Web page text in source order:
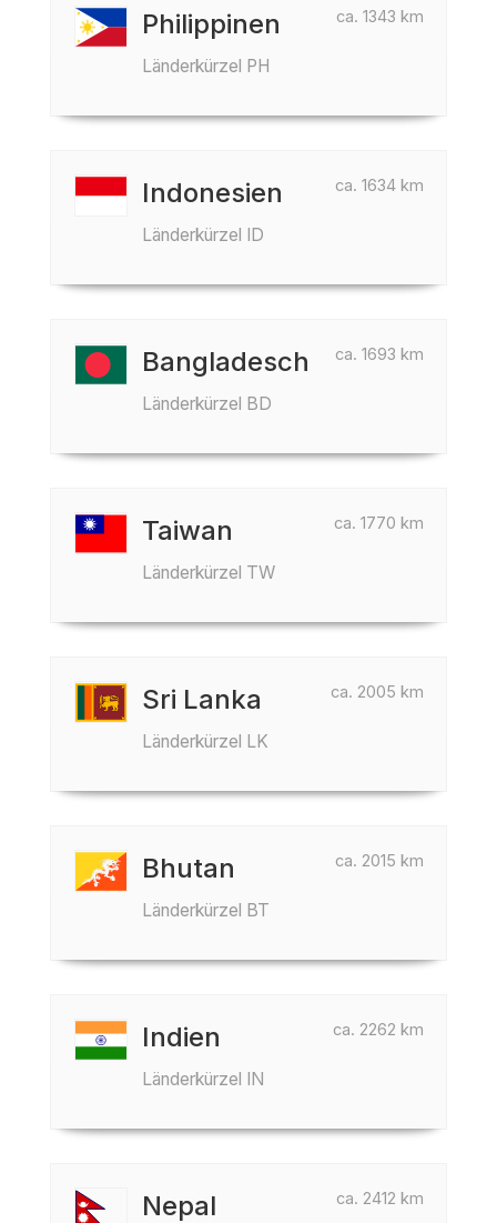
ca. 1343 km
Philippinen
Länderkürzel PH
ca. 1634 km
Indonesien
Länderkürzel ID
ca. 1693 km
Bangladesch
Länderkürzel BD
ca. 1770 km
Taiwan
Länderkürzel TW
ca. 2005 km
Sri Lanka
Länderkürzel LK
ca. 2015 km
Bhutan
Länderkürzel BT
ca. 2262 km
Indien
Länderkürzel IN
ca. 2412 km
Nepal